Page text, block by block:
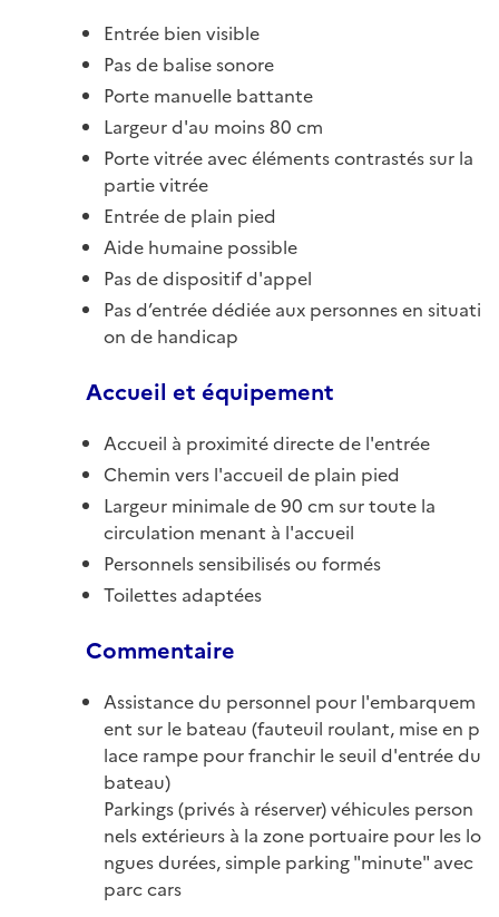
Entrée bien visible
Pas de balise sonore
Porte manuelle battante
Largeur d'au moins 80 cm
Porte vitrée avec éléments contrastés sur la
partie vitrée
Entrée de plain pied
Aide humaine possible
Pas de dispositif d'appel
Pas d’entrée dédiée aux personnes en situati
on de handicap
Accueil et équipement
Accueil à proximité directe de l'entrée
Chemin vers l'accueil de plain pied
Largeur minimale de 90 cm sur toute la
circulation menant à l'accueil
Personnels sensibilisés ou formés
Toilettes adaptées
Commentaire
Assistance du personnel pour l'embarquem
ent sur le bateau (fauteuil roulant, mise en p
lace rampe pour franchir le seuil d'entrée du
bateau)
Parkings (privés à réserver) véhicules person
nels extérieurs à la zone portuaire pour les lo
ngues durées, simple parking "minute" avec
parc cars